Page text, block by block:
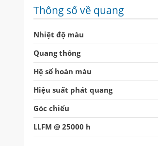
Thông số về quang
Nhiệt độ màu
Quang thông
Hệ số hoàn màu
Hiệu suất phát quang
Góc chiếu
LLFM @ 25000 h